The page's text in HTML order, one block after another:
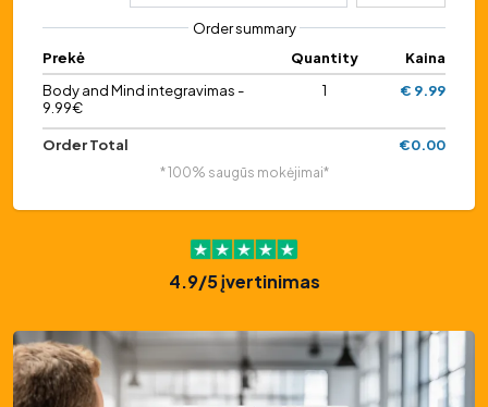
Order summary
Prekė
Quantity
Kaina
Body and Mind integravimas -
9.99€
1 € 9.99
Order Total €0.00
* 100% saugūs mokėjimai*
4.9/5 įvertinimas